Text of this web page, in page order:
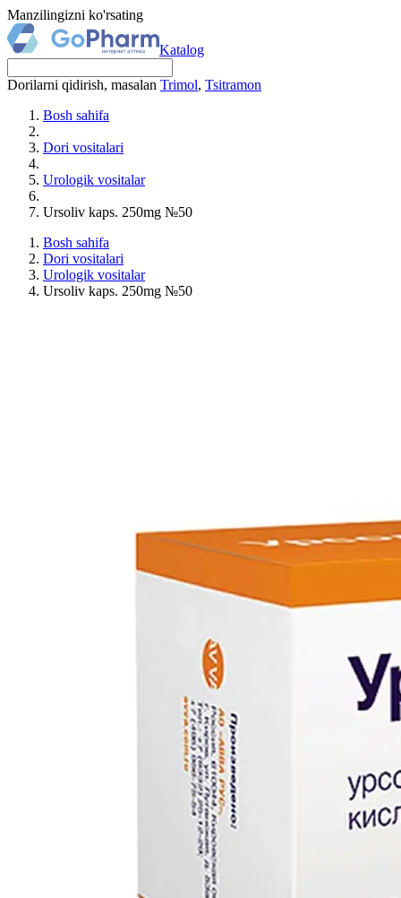
Manzilingizni ko'rsating
Katalog
Dorilarni qidirish, masalan Trimol, Tsitramon
Bosh sahifa
Dori vositalari
Urologik vositalar
Ursoliv kaps. 250mg №50
Bosh sahifa
Dori vositalari
Urologik vositalar
Ursoliv kaps. 250mg №50